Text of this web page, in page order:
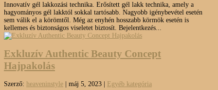
Innovatív gél lakkozási technika. Erősített gél lakk technika, amely a
hagyományos gél lakktól sokkal tartósabb. Nagyobb igénybevétel esetén
sem válik el a körömtől. Még az enyhén hosszabb körmök esetén is
kellemes és biztonságos viseletet biztosít. Bejelentkezés...
Exkluzív Authentic Beauty Concept
Hajpakolás
Szerző: heaveninstyle máj 5, 2023
Egyéb kategória